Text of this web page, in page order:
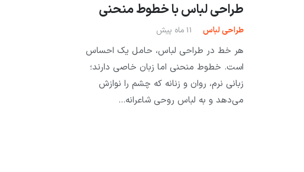
طراحی لباس با خطوط منحنی
طراحی لباس 11 ماه پیش
هر خط در طراحی لباس، حامل یک احساس
است. خطوط منحنی اما زبان خاصی دارند؛
زبانی نرم، روان و زنانه که چشم را نوازش
می‌دهد و به لباس روحی شاعرانه…